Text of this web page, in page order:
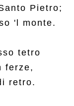
Pietro;
'l monte.
tetro
ferze,
retro.